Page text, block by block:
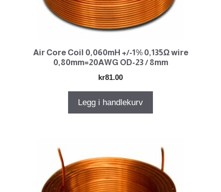
Air Core Coil 0,060mH +/-1% 0,135Ω wire
0,80mm=20AWG OD-23 / 8mm
kr81.00
Legg i handlekurv